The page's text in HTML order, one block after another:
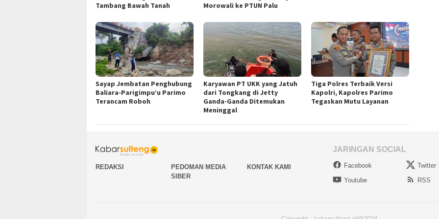
Tambang Bawah Tanah
Morowali ke PTUN Palu
Sayap Jembatan Penghubung
Baliara-Parigimpu’u Parimo
Terancam Roboh
Karyawan PT UKK yang Jatuh
dari Tongkang di Jetty
Ganda-Ganda Ditemukan
Meninggal
Tiga Polres Terbaik Versi
Kapolri, Kapolres Parimo
Tegaskan Mutu Layanan
REDAKSI
PEDOMAN MEDIA
SIBER
KONTAK KAMI
JARINGAN SOCIAL
Facebook Twitter
Youtube
RSS